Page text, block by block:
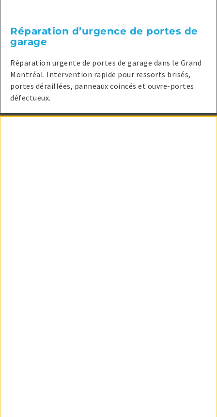
Réparation d’urgence de portes de
garage
Réparation urgente de portes de garage dans le Grand
Montréal. Intervention rapide pour ressorts brisés,
portes déraillées, panneaux coincés et ouvre-portes
défectueux.